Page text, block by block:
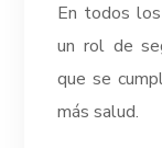
En todos
un rol de
que se
más salud.